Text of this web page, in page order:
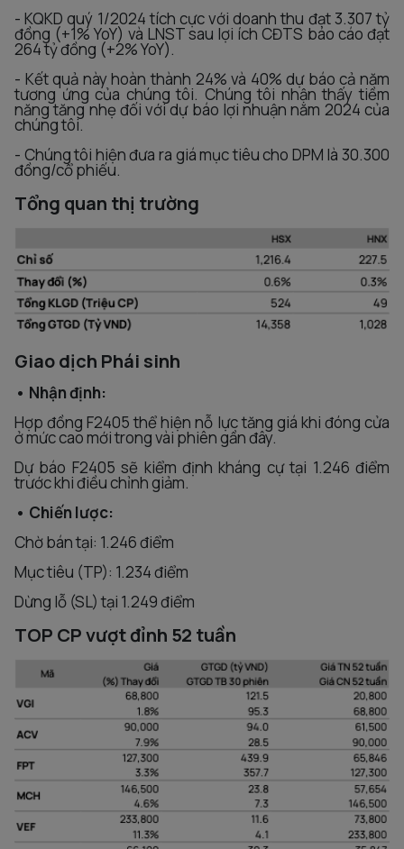
- KQKD quý 1/2024 tích cực với doanh thu đạt 3.307 tỷ
đồng (+1% YoY) và LNST sau lợi ích CĐTS báo cáo đạt
264 tỷ đồng (+2% YoY).
- Kết quả này hoàn thành 24% và 40% dự báo cả năm
tương ứng của chúng tôi. Chúng tôi nhận thấy tiềm
năng tăng nhẹ đối với dự báo lợi nhuận năm 2024 của
chúng tôi.
- Chúng tôi hiện đưa ra giá mục tiêu cho DPM là 30.300
đồng/cổ phiếu.
Tổng quan thị trường
Giao dịch Phái sinh
• Nhận định:
Hợp đồng F2405 thể hiện nỗ lực tăng giá khi đóng cửa
ở mức cao mới trong vài phiên gần đây.
Dự báo F2405 sẽ kiểm định kháng cự tại 1.246 điểm
trước khi điều chỉnh giảm.
• Chiến lược:
Chờ bán tại: 1.246 điểm
Mục tiêu (TP): 1.234 điểm
Dừng lỗ (SL) tại 1.249 điểm
TOP CP vượt đỉnh 52 tuần